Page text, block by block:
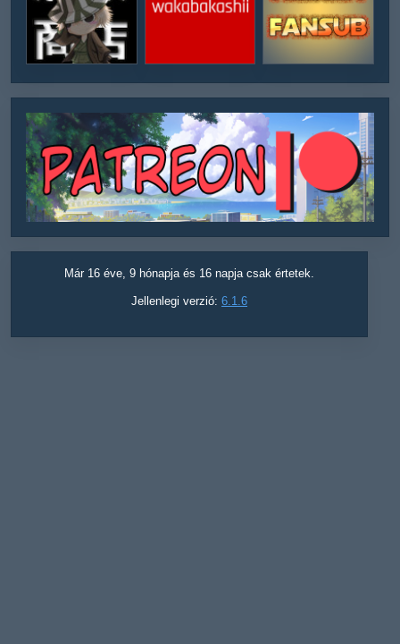
Már 16 éve, 9 hónapja és 16 napja csak értetek.
Jellenlegi verzió: 6.1.6